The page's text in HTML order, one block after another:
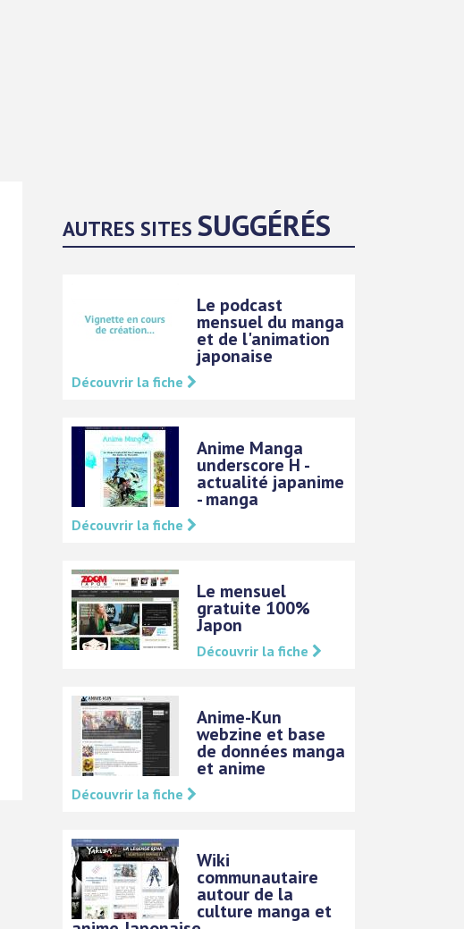
AUTRES SITESSUGGÉRÉS
Le podcast
mensuel du manga
et de l'animation
japonaise
Découvrir la fiche
Anime Manga
underscore H -
actualité japanime
- manga
Découvrir la fiche
Le mensuel
gratuite 100%
Japon
Découvrir la fiche
Anime-Kun
webzine et base
de données manga
et anime
Découvrir la fiche
Wiki
communautaire
autour de la
culture manga et